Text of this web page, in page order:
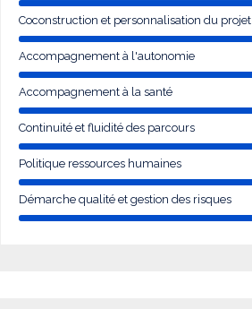
Coconstruction et personnalisation du
Accompagnement à l'autonomie
Accompagnement à la santé
Continuité et fluidité des parcours
Politique ressources humaines
Démarche qualité et gestion des risques